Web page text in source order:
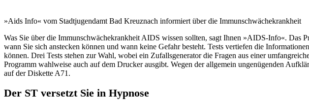
»Aids Info« vom Stadtjugendamt Bad Kreuznach informiert über die Immunschwächekrankheit
Was Sie über die Immunschwächekrankheit AIDS wissen sollten, sagt Ihnen »AIDS-Info«.
wann Sie sich anstecken können und wann keine Gefahr besteht. Tests vertiefen die
können. Drei Tests stehen zur Wahl, wobei ein Zufallsgenerator die Fragen aus einer
Programm wahlweise auch auf dem Drucker ausgibt. Wegen der allgemein ungenügenden
auf der Diskette A71.
Der ST versetzt Sie in Hypnose